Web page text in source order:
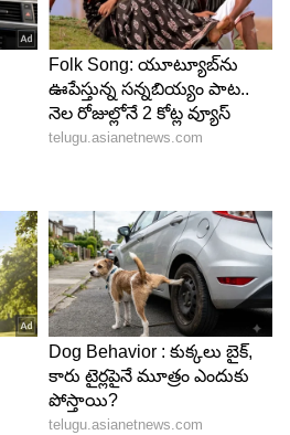
రాహువు వల్ల కష్టాలు
కూడా ఇస్తుంది. కానీ, దాని కోసం
ఉంటుంది. ఎక్కువ కష్టపడితే..
కష్టపడి పనిచేస్తే, అపారమైన
సాధించగలరు. వీరు ఇంజనీరింగ్,
బాగా రాణిస్తారు.